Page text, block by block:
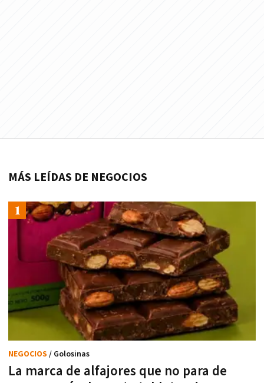
MÁS LEÍDAS DE NEGOCIOS
La marca de alfajores que no para de
NEGOCIOS / Golosinas